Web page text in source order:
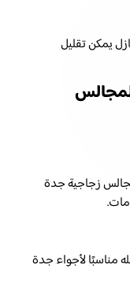
يمكن تقليل
زجاجية جدة
مناسبًا لأجواء جدة